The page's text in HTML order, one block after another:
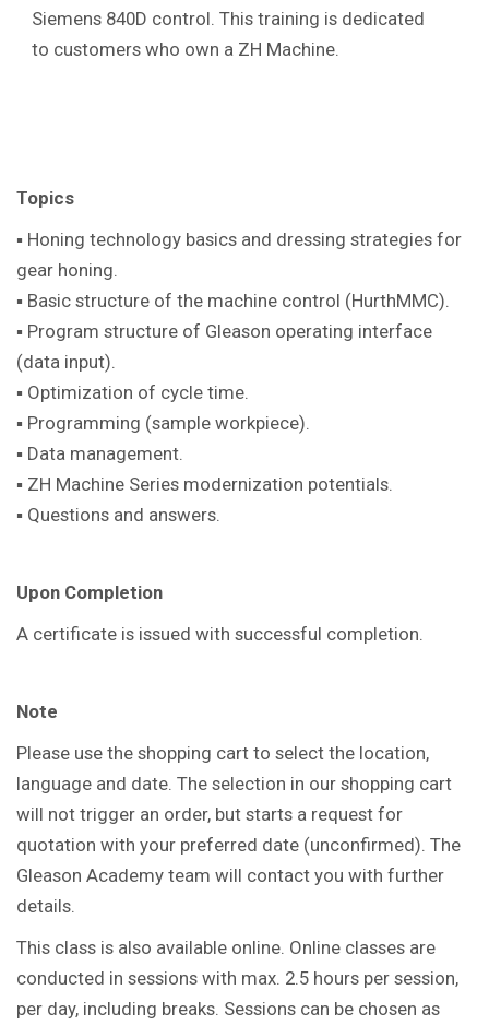
Siemens 840D control. This training is dedicated
to customers who own a ZH Machine.
Topics
▪ Honing technology basics and dressing strategies for
gear honing.
▪ Basic structure of the machine control (HurthMMC).
▪ Program structure of Gleason operating interface
(data input).
▪ Optimization of cycle time.
▪ Programming (sample workpiece).
▪ Data management.
▪ ZH Machine Series modernization potentials.
▪ Questions and answers.
Upon Completion
A certificate is issued with successful completion.
Note
Please use the shopping cart to select the location,
language and date. The selection in our shopping cart
will not trigger an order, but starts a request for
quotation with your preferred date (unconfirmed). The
Gleason Academy team will contact you with further
details.
This class is also available online. Online classes are
conducted in sessions with max. 2.5 hours per session,
per day, including breaks. Sessions can be chosen as